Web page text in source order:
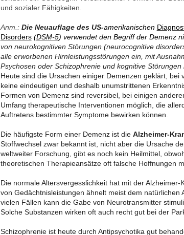
und sozialer Fähigkeiten.
Anm.: Die Neuauflage des US-amerikanischen
Disorders(DSM-5) verwendet den Begriff der Demenz
von neurokognitiven Störungen (neurocognitive
alle erworbenen Hirnleistungsstörungen ein, mit
Psychosen oder Schizophrenie und kognitive Störungen
Heute sind die Ursachen einiger Demenzen geklärt, bei
keine eindeutigen und deshalb unumstrittenen
Formen von Demenz sind reversibel, bei einigen
Umfang therapeutische Interventionen möglich, die
Auftretens bestimmter Symptome bewirken können.
Die häufigste Form einer Demenz ist die Alzheimer-
Stoffwechsel zwar bekannt ist, nicht aber die Ursache
weltweiter Forschung, gibt es noch kein Heilmittel,
theoretischen Therapieansätze oft falsche Hoffnungen
Die normale Altersvergesslichkeit hat mit der
von Gedächtnisleistungen ähnelt meist dem natürlichen
vielen Fällen kann die Gabe von Neurotransmitter
Solche Substanzen wirken oft auch recht gut bei der
Schizophrenie ist heute durch Antipsychotika gut